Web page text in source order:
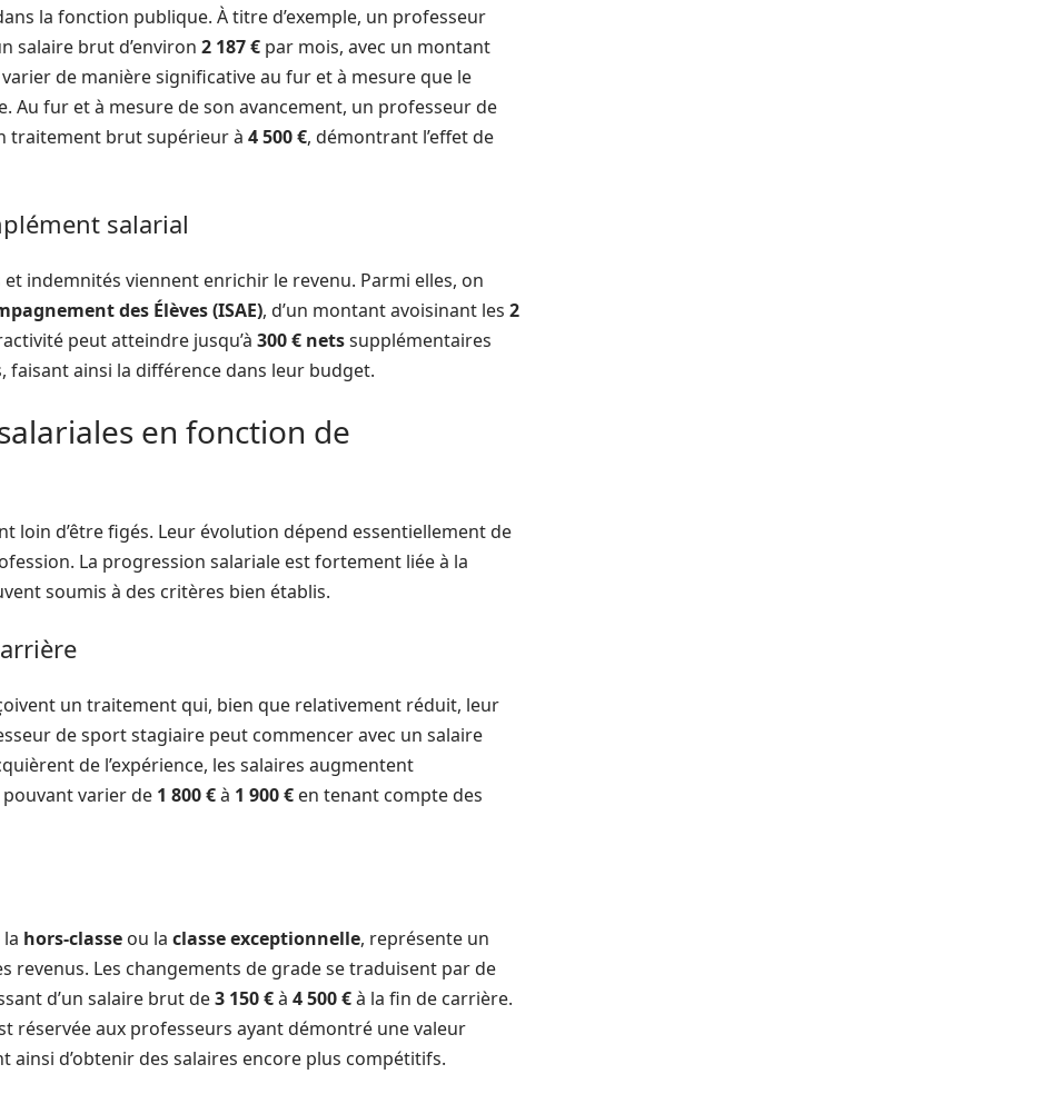
la fonction publique. À titre d’exemple, un professeur
salaire brut d’environ 2 187 € par mois, avec un montant
de manière significative au fur et à mesure que le
Au fur et à mesure de son avancement, un professeur de
traitement brut supérieur à 4 500 €, démontrant l’effet de
salarial
indemnités viennent enrichir le revenu. Parmi elles, on
des Élèves (ISAE), d’un montant avoisinant les 2
peut atteindre jusqu’à 300 € netssupplémentaires
ainsi la différence dans leur budget.
en fonction de
loin d’être figés. Leur évolution dépend essentiellement de
La progression salariale est fortement liée à la
soumis à des critères bien établis.
un traitement qui, bien que relativement réduit, leur
de sport stagiaire peut commencer avec un salaire
de l’expérience, les salaires augmentent
varier de 1 800 €à 1 900 € en tenant compte des
hors-classe ou la classe exceptionnelle, représente un
revenus. Les changements de grade se traduisent par de
d’un salaire brut de3 150 €à 4 500 €à la fin de carrière.
réservée aux professeurs ayant démontré une valeur
d’obtenir des salaires encore plus compétitifs.